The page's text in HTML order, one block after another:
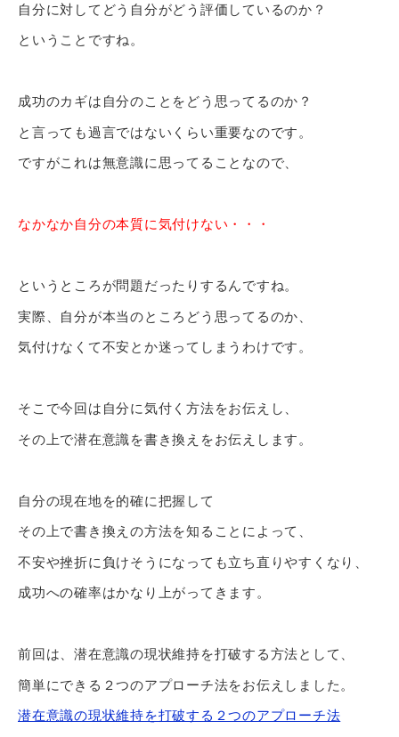
自分に対してどう自分がどう評価しているのか？
ということですね。
成功のカギは自分のことをどう思ってるのか？
と言っても過言ではないくらい重要なのです。
ですがこれは無意識に思ってることなので、
なかなか自分の本質に気付けない・・・
というところが問題だったりするんですね。
実際、自分が本当のところどう思ってるのか、
気付けなくて不安とか迷ってしまうわけです。
そこで今回は自分に気付く方法をお伝えし、
その上で潜在意識を書き換えをお伝えします。
自分の現在地を的確に把握して
その上で書き換えの方法を知ることによって、
不安や挫折に負けそうになっても立ち直りやすくなり、
成功への確率はかなり上がってきます。
前回は、潜在意識の現状維持を打破する方法として、
簡単にできる２つのアプローチ法をお伝えしました。
潜在意識の現状維持を打破する２つのアプローチ法